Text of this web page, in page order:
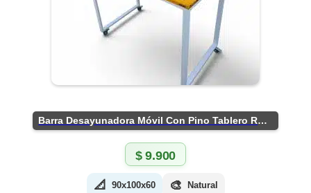
Barra Desayunadora Móvil Con Pino Tablero Rústico
$9.900
📐 90x100x60 🎨 Natural